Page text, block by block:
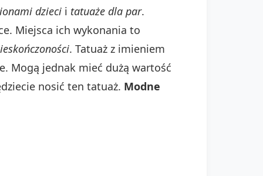
dzieci i tatuaże dla par.
Miejsca ich wykonania to
. Tatuaż z imieniem
Mogą jednak mieć dużą wartość
nosić ten tatuaż. Modne